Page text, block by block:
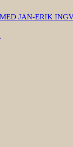
JAN-ERIK